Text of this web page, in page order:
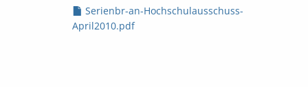
Serienbr-an-Hochschulausschuss-
April2010.pdf